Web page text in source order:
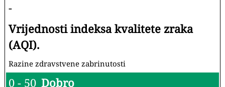
-
Vrijednosti indeksa kvalitete zraka
(AQI).
Razine zdravstvene zabrinutosti
0 - 50 Dobro